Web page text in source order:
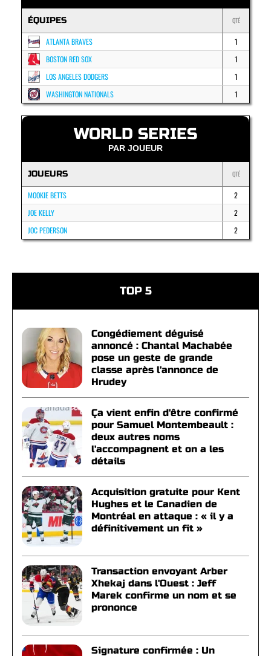
ÉQUIPES QTÉ
ATLANTA BRAVES
1
BOSTON RED SOX
1
LOS ANGELES DODGERS
1
WASHINGTON NATIONALS
1
WORLD SERIES
PAR JOUEUR
JOUEURS QTÉ
MOOKIE BETTS
2
JOE KELLY
2
JOC PEDERSON
2
TOP 5
Congédiement déguisé
annoncé : Chantal Machabée
pose un geste de grande
classe après l'annonce de
Hrudey
Ça vient enfin d'être confirmé
pour Samuel Montembeault :
deux autres noms
l'accompagnent et on a les
détails
Acquisition gratuite pour Kent
Hughes et le Canadien de
Montréal en attaque : « il y a
définitivement un fit »
Transaction envoyant Arber
Xhekaj dans l'Ouest : Jeff
Marek confirme un nom et se
prononce
Signature confirmée : Un